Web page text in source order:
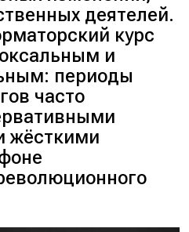
деятелей.
курс
и
периоды
часто
жёсткими